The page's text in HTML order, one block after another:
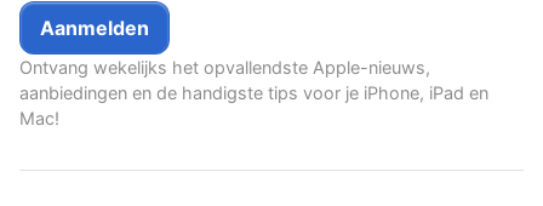
Ontvang wekelijks het opvallendste Apple-nieuws,
aanbiedingen en de handigste tips voor je iPhone, iPad en
Mac!